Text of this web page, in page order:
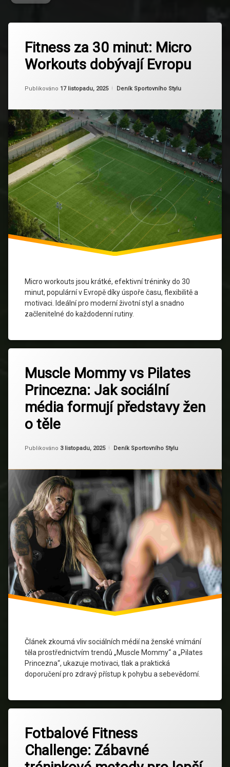
Fitness za 30 minut: Micro
Workouts dobývají Evropu
Publikováno 17 listopadu, 2025
Aktualizováno 17 listopadu, 2025
Od Ruby
Kategorie:
Deník Sportovního Stylu
Micro workouts jsou krátké, efektivní tréninky do 30
minut, populární v Evropě díky úspoře času, flexibilitě a
motivaci. Ideální pro moderní životní styl a snadno
začlenitelné do každodenní rutiny.
časová
úspora
cvičení
efektivita
Evropský
trend
Fitness
Flexibilita
HIIT
krátké
tréninky
Micro
workouts
komentář
na
Fitness
za
minut:
dobývají
Evropu
Muscle Mommy vs Pilates
Princezna: Jak sociální
média formují představy žen
o těle
Publikováno 3 listopadu, 2025
Aktualizováno 18 listopadu, 2025
Od Ruby
Kategorie:
Deník Sportovního Stylu
Článek zkoumá vliv sociálních médií na ženské vnímání
těla prostřednictvím trendů „Muscle Mommy“ a „Pilates
Princezna“, ukazuje motivaci, tlak a praktická
doporučení pro zdravý přístup k pohybu a sebevědomí.
Fitness
Trendy
Fotbalové
Mommy
Pilates
Princezna
psychické
zdraví
Rovnováha
sebepojetí
tělesná
rozmanitost
tlak na
Zdravý
Styl
ženské
komentář
na
Muscle
Mommy
vs
Pilates
Princezna:
média
představy
těle
Fotbalové Fitness
Challenge: Zábavné
Cvičení
doma
komentář
na
Fotbalové
Fitness
Challenge: